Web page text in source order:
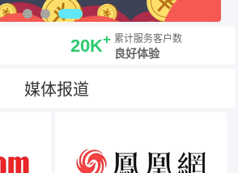
20K+ 累计服务客户数
良好体验
媒体报道